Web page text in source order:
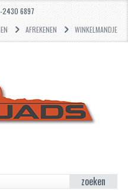
2430 6897
AFREKENEN WINKELMANDJE
zoeken